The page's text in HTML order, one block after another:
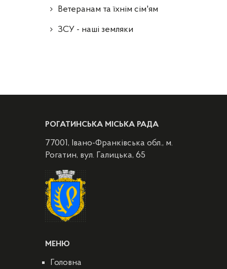
Ветеранам та їхнім сім'ям
ЗСУ - наші земляки
РОГАТИНСЬКА МІСЬКА РАДА
77001, Івано-Франківська обл., м.
Рогатин, вул. Галицька, 65
МЕНЮ
Головна